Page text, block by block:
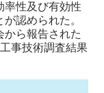
率性及び有効性
認められた。
から報告された
事技術調査結果